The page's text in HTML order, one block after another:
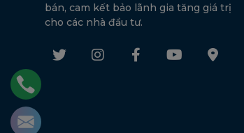
bán, cam kết bảo lãnh gia tăng giá trị
cho các nhà đầu tư.